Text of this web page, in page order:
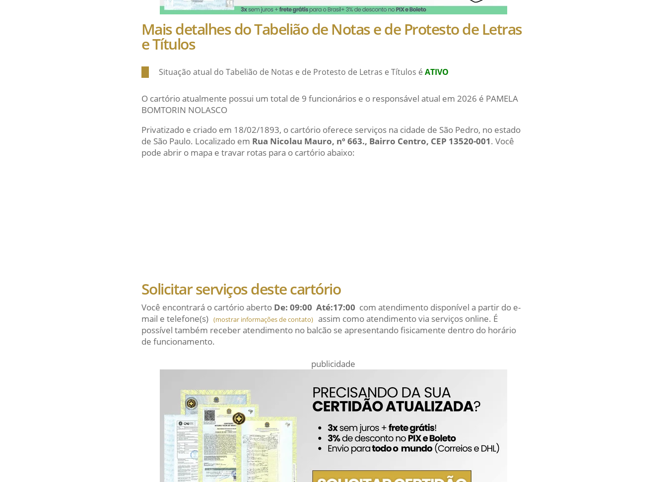
Mais detalhes do Tabelião de Notas e de Protesto de Letras
e Títulos
Situação atual do Tabelião de Notas e de Protesto de Letras e Títulos é ATIVO
O cartório atualmente possui um total de 9 funcionários e o responsável atual em 2026 é PAMELA
BOMTORIN NOLASCO
Privatizado e criado em 18/02/1893, o cartório oferece serviços na cidade de São Pedro, no estado
de São Paulo. Localizado em Rua Nicolau Mauro, nº 663., Bairro Centro, CEP 13520-001. Você
pode abrir o mapa e travar rotas para o cartório abaixo:
Solicitar serviços deste cartório
Você encontrará o cartório aberto De: 09:00 Até:17:00 com atendimento disponível a partir do e-
mail e telefone(s) (mostrar informações de contato) assim como atendimento via serviços online. É
possível também receber atendimento no balcão se apresentando fisicamente dentro do horário
de funcionamento.
publicidade